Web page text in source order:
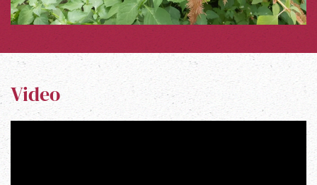
Video